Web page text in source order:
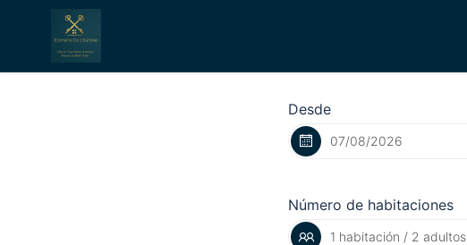
Desde
Número de habitaciones
1 habitación / 2 adultos